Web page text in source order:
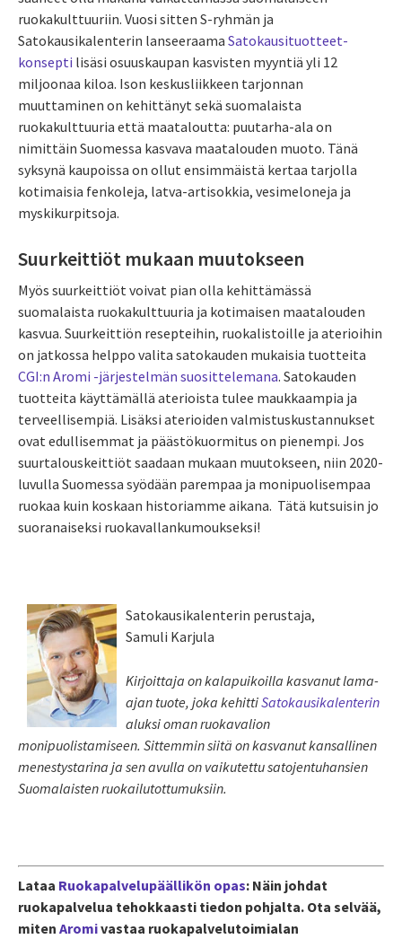
ruokakulttuuriin. Vuosi sitten S-ryhmän ja
Satokausikalenterin lanseeraama Satokausituotteet-
konsepti lisäsi osuuskaupan kasvisten myyntiä yli 12
miljoonaa kiloa. Ison keskusliikkeen tarjonnan
muuttaminen on kehittänyt sekä suomalaista
ruokakulttuuria että maataloutta: puutarha-ala on
nimittäin Suomessa kasvava maatalouden muoto. Tänä
syksynä kaupoissa on ollut ensimmäistä kertaa tarjolla
kotimaisia fenkoleja, latva-artisokkia, vesimeloneja ja
myskikurpitsoja.
Suurkeittiöt mukaan muutokseen
Myös suurkeittiöt voivat pian olla kehittämässä
suomalaista ruokakulttuuria ja kotimaisen maatalouden
kasvua. Suurkeittiön resepteihin, ruokalistoille ja aterioihin
on jatkossa helppo valita satokauden mukaisia tuotteita
CGI:n Aromi -järjestelmän suosittelemana. Satokauden
tuotteita käyttämällä aterioista tulee maukkaampia ja
terveellisempiä. Lisäksi aterioiden valmistuskustannukset
ovat edullisemmat ja päästökuormitus on pienempi. Jos
suurtalouskeittiöt saadaan mukaan muutokseen, niin 2020-
luvulla Suomessa syödään parempaa ja monipuolisempaa
ruokaa kuin koskaan historiamme aikana. Tätä kutsuisin jo
suoranaiseksi ruokavallankumoukseksi!
Satokausikalenterin perustaja,
Samuli Karjula
Kirjoittaja on kalapuikoilla kasvanut lama-
ajan tuote, joka kehittiSatokausikalenterin
aluksi oman ruokavalion
monipuolistamiseen. Sittemmin siitä on kasvanut kansallinen
menestystarina ja sen avulla on vaikutettu satojentuhansien
Suomalaisten ruokailutottumuksiin.
Lataa Ruokapalvelupäällikön opas: Näin johdat
ruokapalvelua tehokkaasti tiedon pohjalta. Ota selvää,
miten Aromivastaa ruokapalvelutoimialan